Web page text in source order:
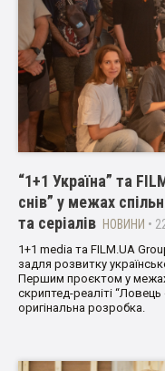
“1+1 Україна” та
снів” у межах
та серіалів НОВИНИ •
1+1 media та FILM.UA
задля розвитку
Першим проєктом у межах
скриптед-реаліті “Ловець
оригінальна розробка.